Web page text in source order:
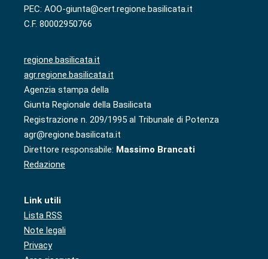
PEC: AOO-giunta@cert.regione.basilicata.it
C.F. 80002950766
regione.basilicata.it
agr.regione.basilicata.it
Agenzia stampa della
Giunta Regionale della Basilicata
Registrazione n. 209/1995 al Tribunale di Potenza
agr@regione.basilicata.it
Direttore responsabile: Massimo Brancati
Redazione
Link utili
Lista RSS
Note legali
Privacy